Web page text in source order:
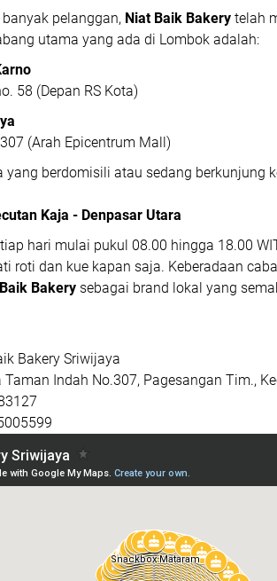
pelanggan, Niat Baik Bakery telah
utama yang ada di Lombok adalah:
58 (Depan RS Kota)
(Arah Epicentrum Mall)
yang berdomisili atau sedang berkunjung
Kaja - Denpasar Utara
hari mulai pukul 08.00 hingga 18.00
roti dan kue kapan saja. Keberadaan
Bakery sebagai brand lokal yang
Bakery Sriwijaya
Taman Indah No.307, Pagesangan Tim.,